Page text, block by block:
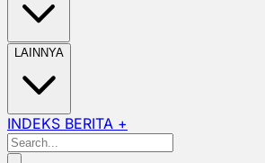
LAINNYA
INDEKS BERITA +